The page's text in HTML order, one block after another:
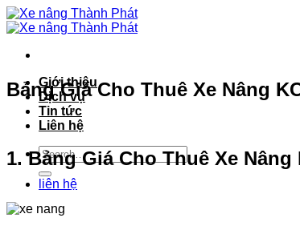
Bỏ
qua
dung
Giới thiệu
Dịch vụ
Tin tức
Liên hệ
liên hệ
Bảng Giá Cho Thuê Xe Nâng
1. Bảng Giá Cho Thuê Xe